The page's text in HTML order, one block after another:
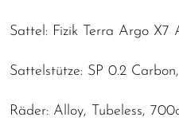
Sattel: Fizik Terra Argo X7
Sattelstütze: SP 0.2
Räder: Alloy, Tubeless,